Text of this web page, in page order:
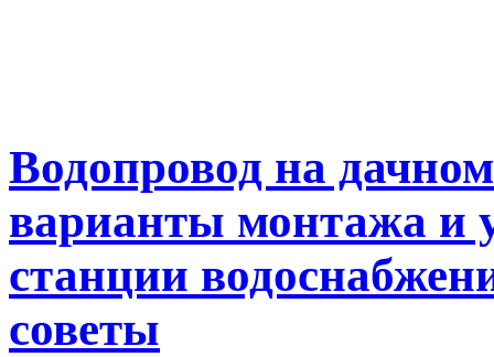
Водопровод на
варианты монтажа и
станции
советы